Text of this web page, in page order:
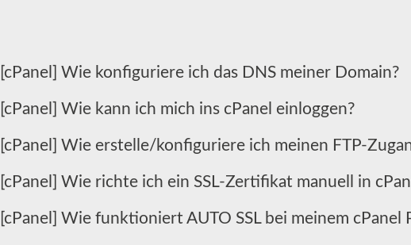
[cPanel] Wie konfiguriere ich das DNS meiner Domain?
[cPanel] Wie kann ich mich ins cPanel einloggen?
[cPanel] Wie erstelle/konfiguriere ich meinen FTP-
[cPanel] Wie richte ich ein SSL-Zertifikat manuell in
[cPanel] Wie funktioniert AUTO SSL bei meinem cPanel